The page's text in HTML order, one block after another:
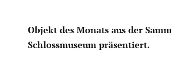
Objekt des Monats aus der
Schloss­mu­seum präsen­tiert.